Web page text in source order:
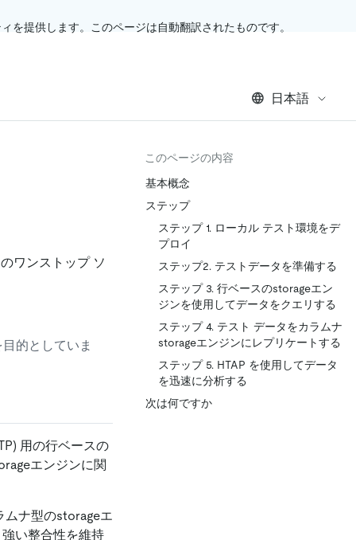
提供します。このページは自動翻訳されたものです。
日本語
ワンストップ ソ
的としていま
用の行ベースの
エンジンに関
ムナ型のstorageエ
い整合性を維持
このページの内容
基本概念
ステップ
ステップ 1. ローカル テスト環境をデ
プロイ
ステップ2. テストデータを準備する
ステップ 3. 行ベースのstorageエン
ジンを使用してデータをクエリする
ステップ 4. テスト データをカラムナ
storageエンジンにレプリケートする
ステップ 5. HTAP を使用してデータ
を迅速に分析する
次は何ですか